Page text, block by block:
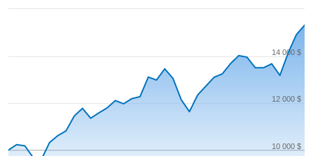
10 000 $
12 000 $
14 000 $